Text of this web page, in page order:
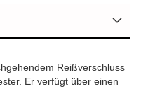
Reißverschluss
Er verfügt über einen